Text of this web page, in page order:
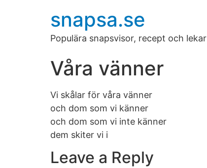
snapsa.se
Populära snapsvisor, recept och lekar
Våra vänner
Vi skålar för våra vänner
och dom som vi känner
och dom som vi inte känner
dem skiter vi i
Leave a Reply